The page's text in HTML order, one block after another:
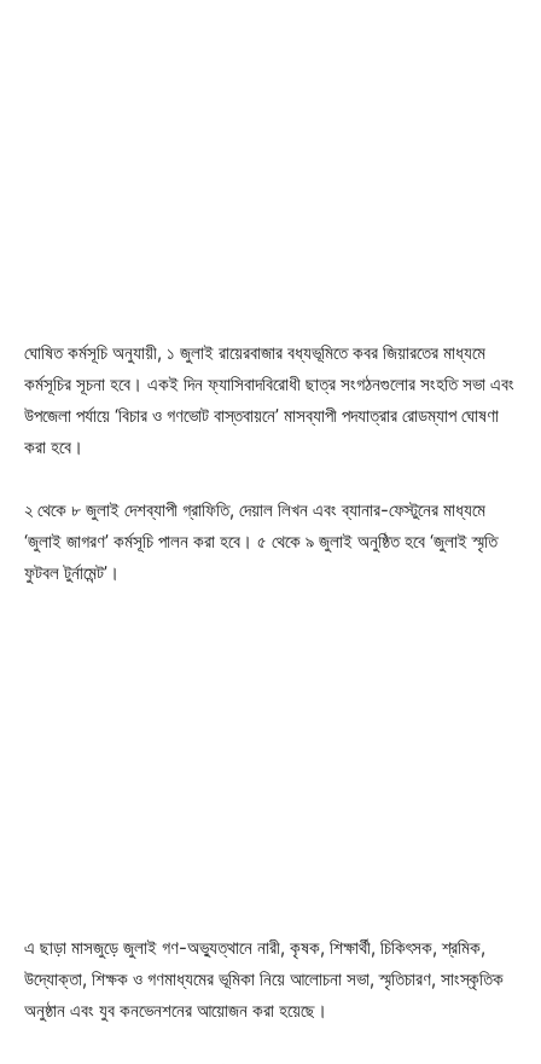
ঘোষিত কর্মসূচি অনুযায়ী, ১ জুলাই রায়েরবাজার বধ্যভূমিতে কবর জিয়ারতের মাধ্যমে
কর্মসূচির সূচনা হবে। একই দিন ফ্যাসিবাদবিরোধী ছাত্র সংগঠনগুলোর সংহতি সভা এবং
উপজেলা পর্যায়ে ‘বিচার ও গণভোট বাস্তবায়নে’ মাসব্যাপী পদযাত্রার রোডম্যাপ ঘোষণা
করা হবে।
২ থেকে ৮ জুলাই দেশব্যাপী গ্রাফিতি, দেয়াল লিখন এবং ব্যানার-ফেস্টুনের মাধ্যমে
‘জুলাই জাগরণ’ কর্মসূচি পালন করা হবে। ৫ থেকে ৯ জুলাই অনুষ্ঠিত হবে ‘জুলাই স্মৃতি
ফুটবল টুর্নামেন্ট’।
এ ছাড়া মাসজুড়ে জুলাই গণ-অভ্যুত্থানে নারী, কৃষক, শিক্ষার্থী, চিকিৎসক, শ্রমিক,
উদ্যোক্তা, শিক্ষক ও গণমাধ্যমের ভূমিকা নিয়ে আলোচনা সভা, স্মৃতিচারণ, সাংস্কৃতিক
অনুষ্ঠান এবং যুব কনভেনশনের আয়োজন করা হয়েছে।